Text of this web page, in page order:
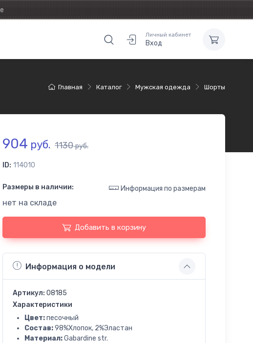
Личный кабинет
Вход
Главная Каталог Мужская одежда Шорты
904 руб. 1130руб.
ID: 114010
Размеры в наличии: Информация по размерам
нет на складе
Добавить в корзину
Информация о модели
Артикул: 08185
Характеристики
Цвет:песочный
Состав:98%Хлопок, 2%Эластан
Материал:Gabardine str.